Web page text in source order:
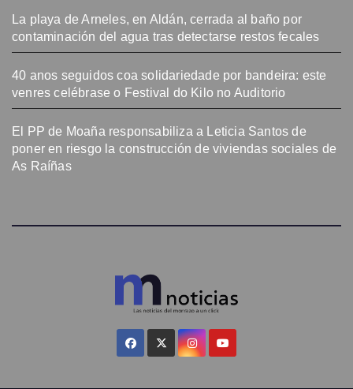
La playa de Arneles, en Aldán, cerrada al baño por
contaminación del agua tras detectarse restos fecales
40 anos seguidos coa solidariedade por bandeira: este
venres celébrase o Festival do Kilo no Auditorio
El PP de Moaña responsabiliza a Leticia Santos de
poner en riesgo la construcción de viviendas sociales de
As Raíñas